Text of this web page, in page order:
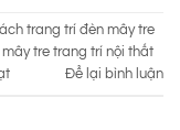
trang trí đèn mây tre
tre trang trí nội thất
Để lại bình luận